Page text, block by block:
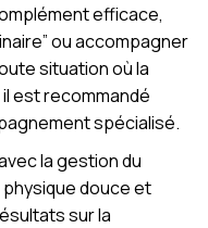
efficace,
ou accompagner
situation où la
est recommandé
spécialisé.
la gestion du
physique douce et
sur la